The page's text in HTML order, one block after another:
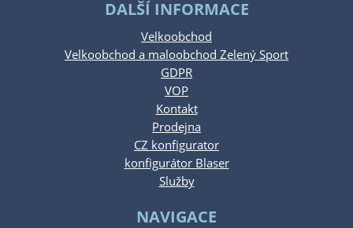
DALŠÍ INFORMACE
Velkoobchod
Velkoobchod a maloobchod Zelený Sport
GDPR
VOP
Kontakt
Prodejna
CZ konfigurator
konfigurátor Blaser
Služby
NAVIGACE